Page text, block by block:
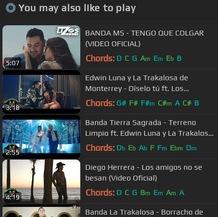
You may also like to play
5:07
BANDA MS - TENGO QUE COLGAR
(VIDEO OFICIAL)
Chords: D C G Am Em Eb B
3:18
Edwin Luna y La Trakalosa de
Monterrey - Díselo tú ft. Los
Horóscopos de Durango (Video
Chords: G# F# F#m C#m A C# B
2:55
Banda Tierra Sagrada - Terreno
Limpio ft. Edwin Luna y La Trakalosa
de Monterrey (Video Oficial)
Chords: Db Eb Ab F Fm Ebm Dm
4:19
Diego Herrera - Los amigos no se
besan (Video Oficial)
Chords: D C G Bm Em Am A
Banda La Trakalosa - Borracho de